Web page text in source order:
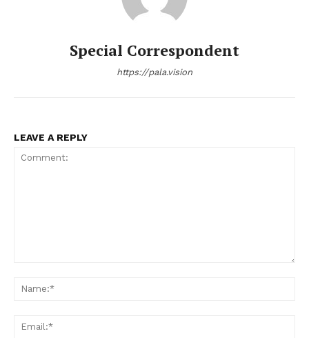
Special Correspondent
https://pala.vision
LEAVE A REPLY